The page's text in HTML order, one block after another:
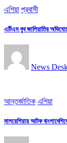
এশিয়া প্রবাসী
এটিএম বুথ জালিয়াতির
News
আন্তর্জাতিক এশিয়া
মালয়েশিয়ায় আটক